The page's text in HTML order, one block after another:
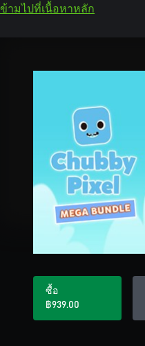
ข้ามไปที่เนื้อหาหลัก
ซื้อ
฿939.00